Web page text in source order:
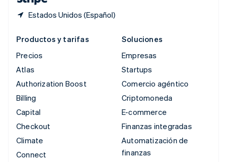
Estados Unidos (Español)
Productos y tarifas
Precios
Atlas
Authorization Boost
Billing
Capital
Checkout
Climate
Connect
Soluciones
Empresas
Startups
Comercio agéntico
Criptomoneda
E-commerce
Finanzas integradas
Automatización de
finanzas